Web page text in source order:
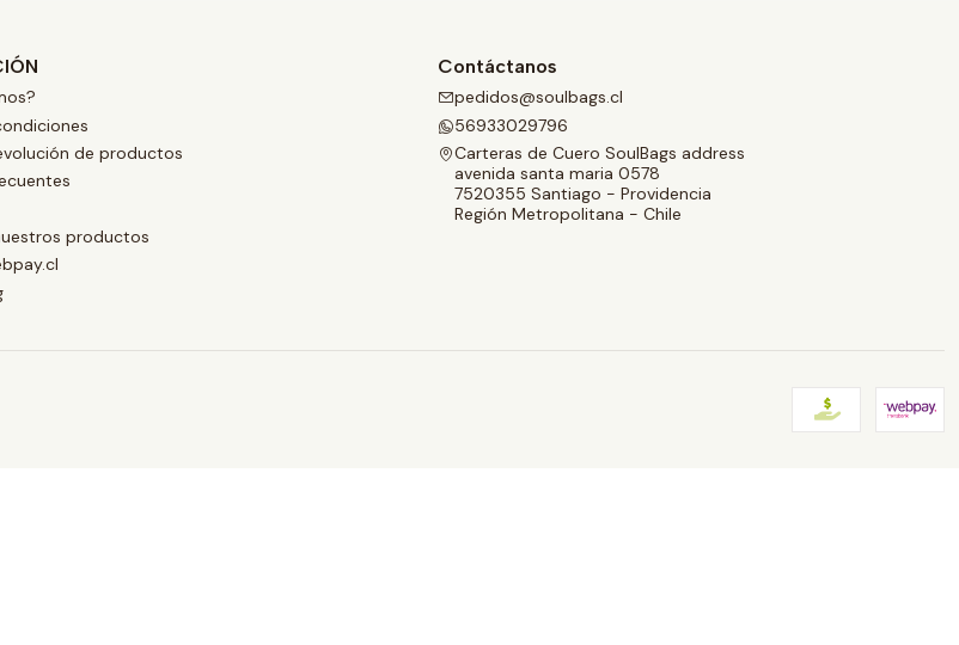
de productos
productos
Contáctanos
pedidos@soulbags.cl
56933029796
Carteras de Cuero SoulBags address
avenida santa maria 0578
7520355 Santiago - Providencia
Región Metropolitana - Chile